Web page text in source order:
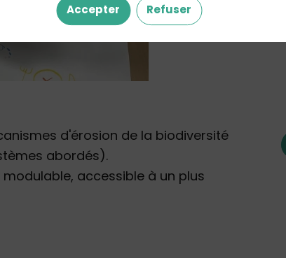
d'érosion de la biodiversité
abordés).
accessible à un plus
Accepter Refuser